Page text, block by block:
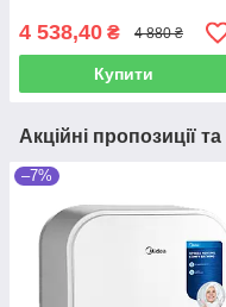
4 538,40 ₴ 4 880 ₴
Купити
Акційні пропозиції
–7%